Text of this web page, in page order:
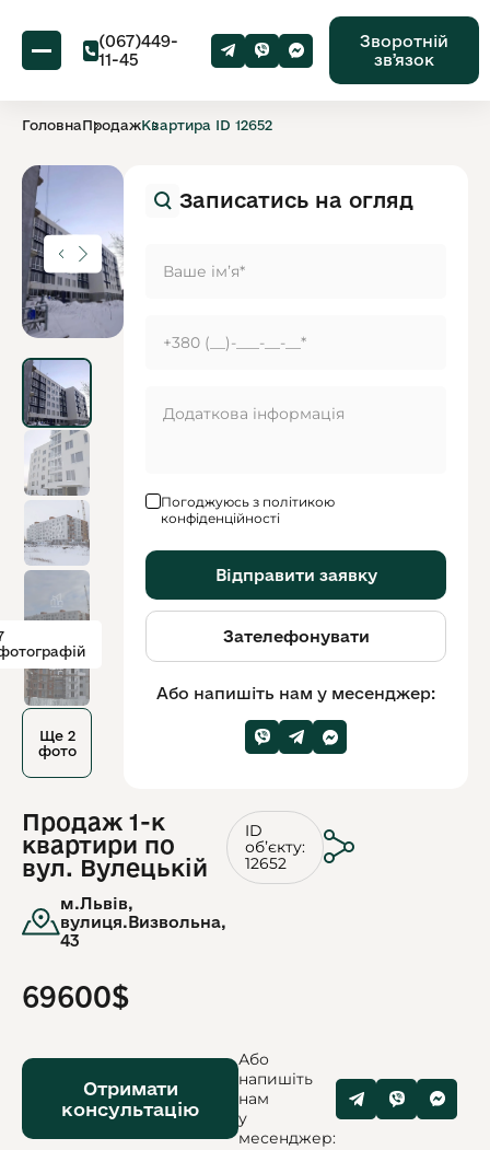
(067)449-
11-45
Зворотній
звʼязок
ГоловнаПродажКвартира ID 12652
Ще 2
фото
Продаж 1-к
квартири по
вул. Вулецькій
м.Львів,
вулиця.Визвольна,
43
ID
обʼєкту:
12652
69600$
Отримати
консультацію
Або
напишіть
нам
у
месенджер:
Записатись на огляд
Погоджуюсь з політикою
конфіденційності
Відправити заявку
Зателефонувати
Або напишіть нам у месенджер: